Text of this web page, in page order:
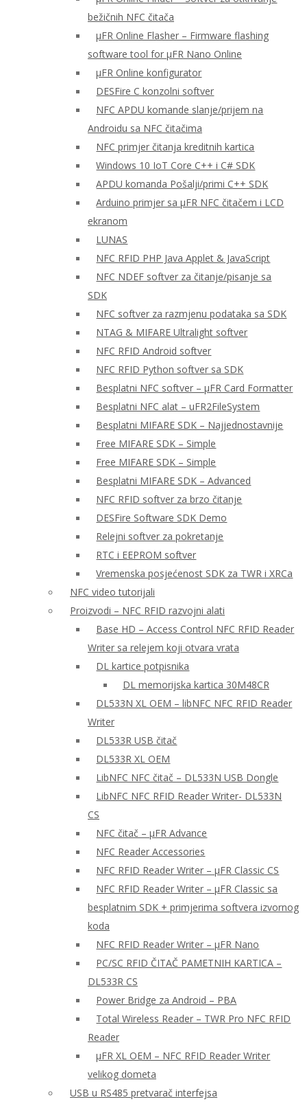
bežičnih NFC čitača
μFR Online Flasher – Firmware flashing
software tool for μFR Nano Online
μFR Online konfigurator
DESFire C konzolni softver
NFC APDU komande slanje/prijem na
Androidu sa NFC čitačima
NFC primjer čitanja kreditnih kartica
Windows 10 IoT Core C++ i C# SDK
APDU komanda Pošalji/primi C++ SDK
Arduino primjer sa μFR NFC čitačem i LCD
ekranom
LUNAS
NFC RFID PHP Java Applet & JavaScript
NFC NDEF softver za čitanje/pisanje sa
SDK
NFC softver za razmjenu podataka sa SDK
NTAG & MIFARE Ultralight softver
NFC RFID Android softver
NFC RFID Python softver sa SDK
Besplatni NFC softver – μFR Card Formatter
Besplatni NFC alat – uFR2FileSystem
Besplatni MIFARE SDK – Najjednostavnije
Free MIFARE SDK – Simple
Free MIFARE SDK – Simple
Besplatni MIFARE SDK – Advanced
NFC RFID softver za brzo čitanje
DESFire Software SDK Demo
Relejni softver za pokretanje
RTC i EEPROM softver
Vremenska posjećenost SDK za TWR i XRCa
NFC video tutorijali
Proizvodi – NFC RFID razvojni alati
Base HD – Access Control NFC RFID Reader
Writer sa relejem koji otvara vrata
DL kartice potpisnika
DL memorijska kartica 30M48CR
DL533N XL OEM – libNFC NFC RFID Reader
Writer
DL533R USB čitač
DL533R XL OEM
LibNFC NFC čitač – DL533N USB Dongle
LibNFC NFC RFID Reader Writer- DL533N
CS
NFC čitač – μFR Advance
NFC Reader Accessories
NFC RFID Reader Writer – μFR Classic CS
NFC RFID Reader Writer – μFR Classic sa
besplatnim SDK + primjerima softvera izvornog
koda
NFC RFID Reader Writer – μFR Nano
PC/SC RFID ČITAČ PAMETNIH KARTICA –
DL533R CS
Power Bridge za Android – PBA
Total Wireless Reader – TWR Pro NFC RFID
Reader
µFR XL OEM – NFC RFID Reader Writer
velikog dometa
USB u RS485 pretvarač interfejsa